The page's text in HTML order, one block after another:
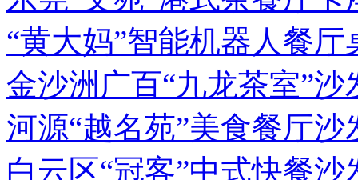
“黄大妈”智能机器人餐厅
金沙洲广百“九龙茶室”沙
河源“越名苑”美食餐厅沙
白云区“冠客”中式快餐沙